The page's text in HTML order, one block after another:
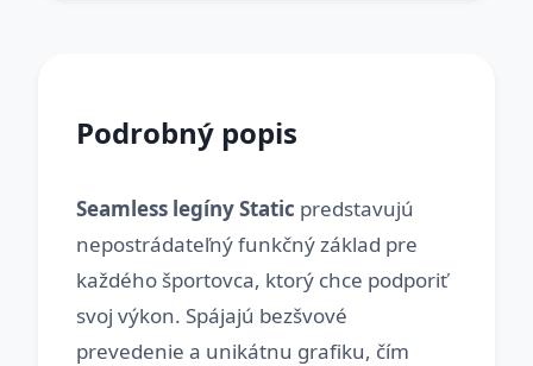
Podrobný popis
Seamless legíny Static predstavujú
nepostrádateľný funkčný základ pre
každého športovca, ktorý chce podporiť
svoj výkon. Spájajú bezšvové
prevedenie a unikátnu grafiku, čím